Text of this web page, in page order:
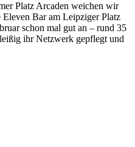
Platz Arcaden weichen wir
Bar am Leipziger Platz
schon mal gut an – rund 35
ihr Netzwerk gepflegt und